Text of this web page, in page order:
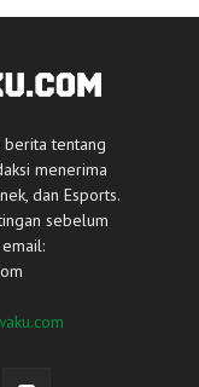
berita tentang
menerima
dan Esports.
sebelum